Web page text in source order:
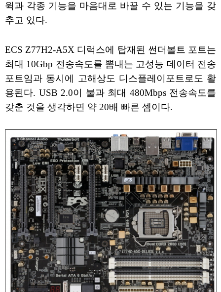
윅과 각종 기능을 마음대로 바꿀 수 있는 기능을 갖
추고 있다.
ECS Z77H2-A5X 디럭스에 탑재된 썬더볼트 포트는
최대 10Gbp 전송속도를 뽐내는 고성능 데이터 전송
포트임과 동시에 고해상도 디스플레이포트로도 활
용된다. USB 2.0이 불과 최대 480Mbps 전송속도를
갖춘 것을 생각하면 약 20배 빠른 셈이다.